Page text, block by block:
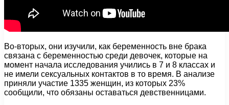
Во-вторых, они изучили, как беременность вне брака
связана с беременностью среди девочек, которые на
момент начала исследования учились в 7 и 8 классах и
не имели сексуальных контактов в то время. В анализе
приняли участие 1335 женщин, из которых 23%
сообщили, что обязаны оставаться девственницами.